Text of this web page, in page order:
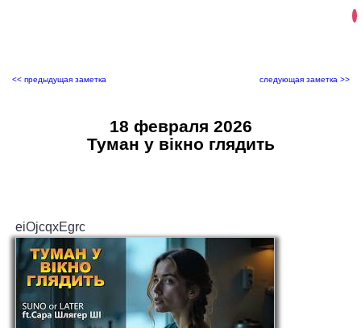
<< предыдущая заметка следующая заметка >>
18 февраля 2026
Туман у вікно глядить
eiOjcqxEgrc